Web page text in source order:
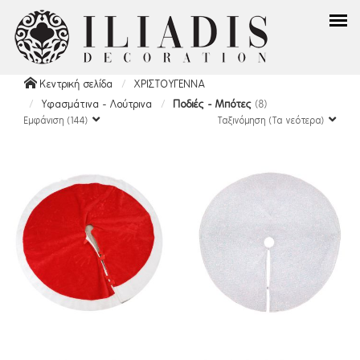
Κεντρική σελίδα
ΧΡΙΣΤΟΥΓΕΝΝΑ
Υφασμάτινα - Λούτρινα
Ποδιές - Μπότες (8)
Εμφάνιση (144) Ταξινόμηση (Τα νεότερα)